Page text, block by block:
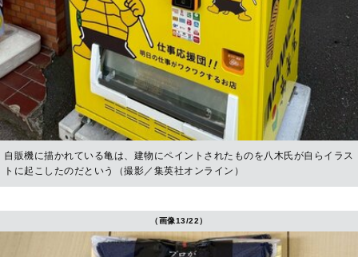
自販機に描かれている亀は、建物にペイントされたものを八木氏が自らイラス
トに起こしたのだという（撮影／集英社オンライン）
（画像13/22）